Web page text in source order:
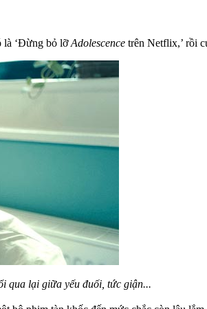
là ‘Đừng bỏ lỡAdolescence trên Netflix,’ rồi
qua lại giữa yếu đuối, tức giận...